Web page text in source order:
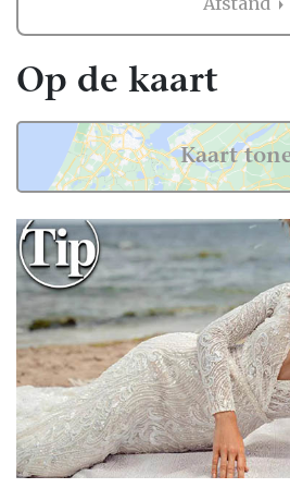
Inspiratie voor
trouwjurk
Ben je benieuwd naar de
zijn enkele populaire
bruiden:
Kanten details: Zorgt
romantische en
Open rug: Een
elegantie en
Tweedelige jurken:
en rok voor een
look.
Sluier en accessoires:
Op de kaart
Kaart